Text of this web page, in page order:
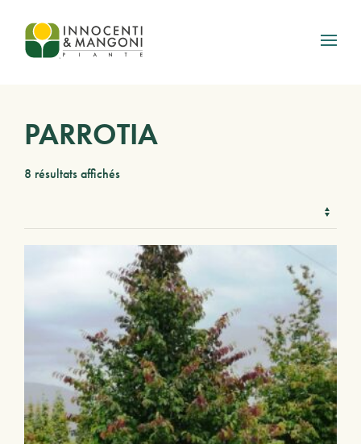
Skip to main content
PARROTIA
8 résultats affichés